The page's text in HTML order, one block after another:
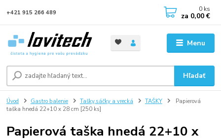
Menu
Hľadať
+421 915 266 489 0 ks
za 0,00 €
Úvod Gastro balenie Tašky,sáčky a vrecká TAŠKY
Papierová
taška hnedá 22+10 x 28 cm [250 ks]
Papierová taška hnedá 22+10 x